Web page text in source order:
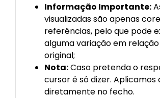
Informação Importante:
visualizadas são apenas
referências, pelo que pode
alguma variação em
original;
Nota:Caso pretenda o
cursor é só dizer. Aplicamos
diretamente no fecho.